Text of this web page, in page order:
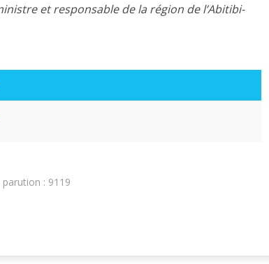
et responsable de la région de l’Abitibi-
: 9119